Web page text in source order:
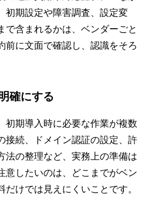
初期設定や障害調査、設定変
で含まれるかは、ベンダーごと
前に文面で確認し、認識をそろ
確にする
初期導入時に必要な作業が複数
接続、ドメイン認証の設定、許
法の整理など、実務上の準備は
意したいのは、どこまでがベン
けでは見えにくいことです。